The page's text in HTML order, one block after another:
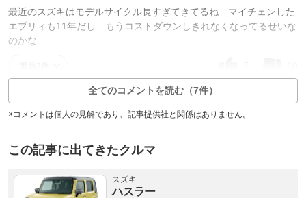
最近のスズキはモデルサイクル長すぎてきてるね マイチェンした
エブリィも11年だし もうコストダウンしきれなくなってるせいな
のかな
全てのコメントを読む（7件）
※コメントは個人の見解であり、記事提供社と関係はありません。
この記事に出てきたクルマ
スズキ
ハスラー